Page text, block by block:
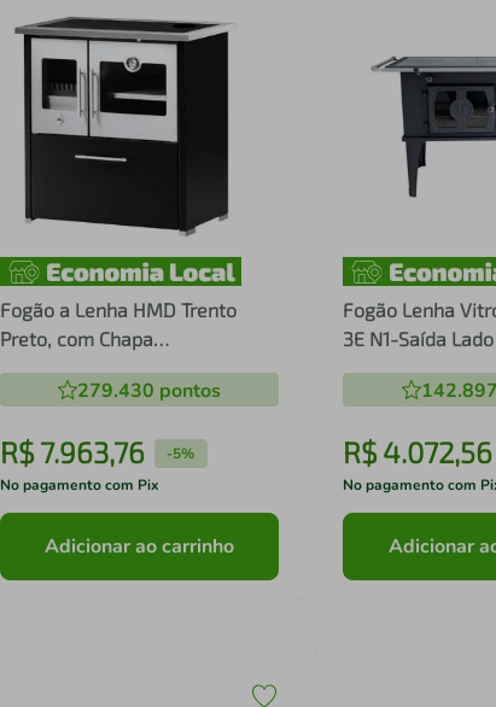
Fogão a Lenha HMD Trento
Preto, com Chapa
Vitrocerâmica e com Furo na
Chapa - Chaminé Saída Lado
279.430 pontos
R$ 7.963,76 -5%
No pagamento com Pix
Adicionar ao carrinho
Fogão Lenha
3E N1-Saída
R$4.072,56
No pagamento com
Adicionar